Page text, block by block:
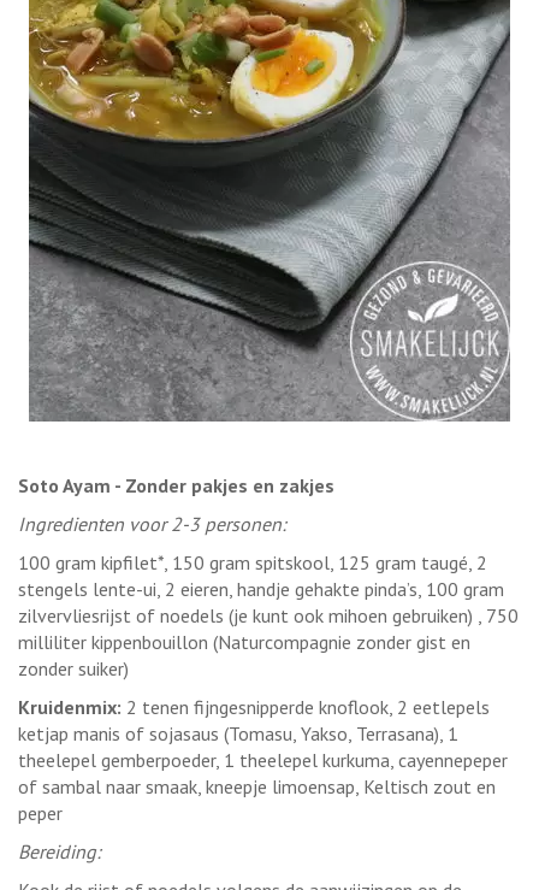
Soto Ayam - Zonder pakjes en zakjes
Ingredienten voor 2-3 personen:
100 gram kipfilet*, 150 gram spitskool, 125 gram taugé, 2
stengels lente-ui, 2 eieren, handje gehakte pinda’s, 100 gram
zilvervliesrijst of noedels (je kunt ook mihoen gebruiken) , 750
milliliter kippenbouillon (Naturcompagnie zonder gist en
zonder suiker)
Kruidenmix: 2 tenen fijngesnipperde knoflook, 2 eetlepels
ketjap manis of sojasaus (Tomasu, Yakso, Terrasana), 1
theelepel gemberpoeder, 1 theelepel kurkuma, cayennepeper
of sambal naar smaak, kneepje limoensap, Keltisch zout en
peper
Bereiding: